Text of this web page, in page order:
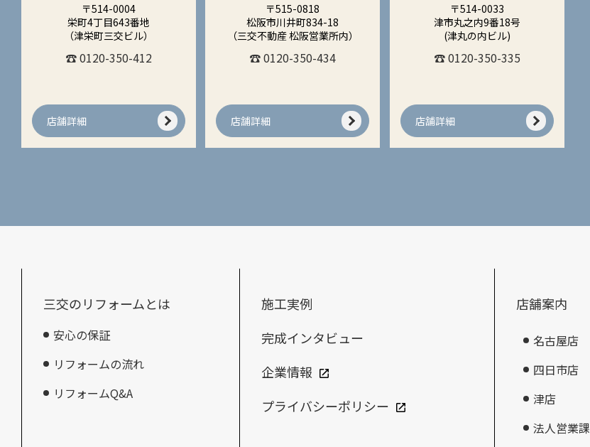
〒514-0004
栄町4丁目643番地
（津栄町三交ビル）
☎ 0120-350-412
店舗詳細
〒515-0818
松阪市川井町834-18
（三交不動産 松阪営業所内）
☎ 0120-350-434
店舗詳細
〒514-0033
津市丸之内9番18号
(津丸の内ビル)
☎ 0120-350-335
店舗詳細
三交のリフォームとは
安心の保証
リフォームの流れ
リフォームQ&A
施工実例
完成インタビュー
企業情報
プライバシーポリシー
店舗案内
名古屋店
四日市店
津店
法人営業課